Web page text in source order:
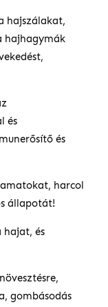
hajszálakat,
hajhagymák
és
és
harcol
állapotát!
és
gombásodás